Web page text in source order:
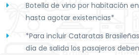
Botella de vino por habitación
hasta agotar existencias*
*Para incluir Cataratas
día de salida los pasajeros